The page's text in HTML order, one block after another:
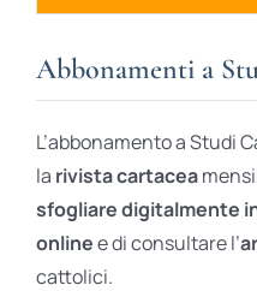
Ares Gold
Ares Digital
Ares Gift Card
Abbonamenti a
L’abbonamento a Studi
la rivista cartacea
sfogliare digitalmente
onlinee di consultare l’
cattolici.